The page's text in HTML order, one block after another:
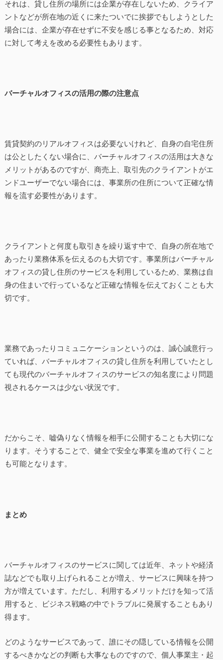
それは、貸し住所の場所には企業が存在しないため、クライア
ントなどが所在地の近くに来たついでに挨拶でもしようとした
場合には、企業が存在せずに不安を感じる事となるため、対応
に対して考えを改める必要性もあります。
バーチャルオフィスの活用の際の注意点
賃貸契約のリアルオフィスは必要ないけれど、自身の自宅住所
は公としたくない場合に、バーチャルオフィスの活用は大きな
メリットがあるのですが、商売上、取引先のクライアントがエ
ンドユーザーでない場合には、事業所の住所について正確な情
報を流す必要性があります。
クライアントと何度も取引きを繰り返す中で、自身の所在地で
あったり業務体系を伝えるのも大切です。事業所はバーチャル
オフィスの貸し住所のサービスを利用しているため、業務は自
身の住まいで行っているなど正確な情報を伝えておくことも大
切です。
業務であったりコミュニケーションというのは、誠心誠意行っ
ていれば、バーチャルオフィスの貸し住所を利用していたとし
ても現代のバーチャルオフィスのサービスの知名度により問題
視されるケースは少ない状況です。
だからこそ、嘘偽りなく情報を相手に公開することも大切にな
ります。そうすることで、健全で安全な事業を進めて行くこと
も可能となります。
まとめ
バーチャルオフィスのサービスに関しては近年、ネットや経済
誌などでも取り上げられることが増え、サービスに興味を持つ
方が増えています。ただし、利用するメリットだけを知って活
用すると、ビジネス戦略の中でトラブルに発展することもあり
得ます。
どのようなサービスであって、誰にその隠している情報を公開
するべきかなどの判断も大事なものですので、個人事業主・起